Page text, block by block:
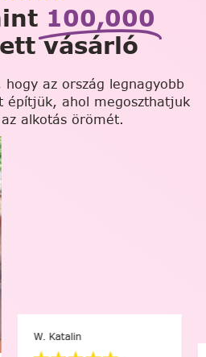
100,000
vásárló
az ország legnagyobb
építjük, ahol megoszthatjuk
alkotás örömét.